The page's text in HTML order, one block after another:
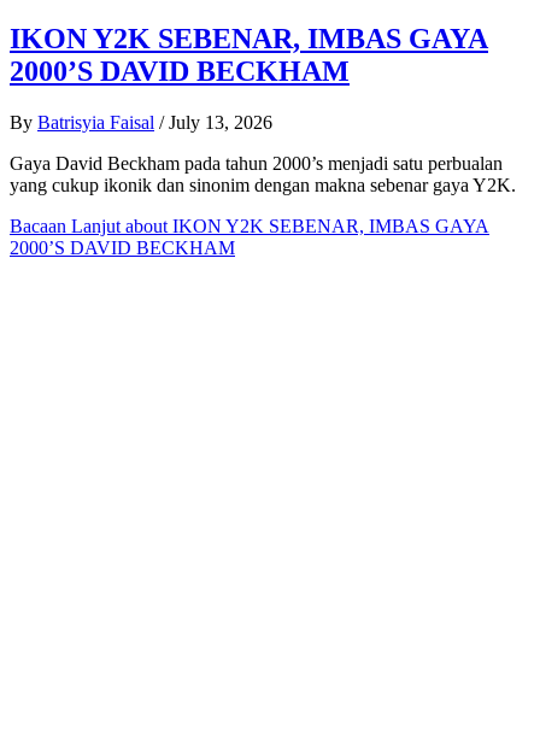
IKON Y2K SEBENAR, IMBAS GAYA
2000’S DAVID BECKHAM
By Batrisyia Faisal / July 13, 2026
Gaya David Beckham pada tahun 2000’s menjadi satu perbualan
yang cukup ikonik dan sinonim dengan makna sebenar gaya Y2K.
Bacaan Lanjut about IKON Y2K SEBENAR, IMBAS GAYA
2000’S DAVID BECKHAM